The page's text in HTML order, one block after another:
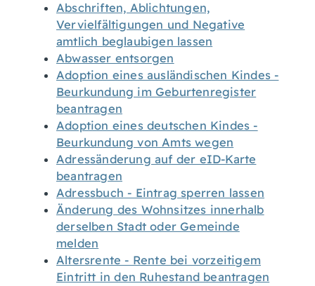
Abschriften, Ablichtungen,
Vervielfältigungen und Negative
amtlich beglaubigen lassen
Abwasser entsorgen
Adoption eines ausländischen Kindes -
Beurkundung im Geburtenregister
beantragen
Adoption eines deutschen Kindes -
Beurkundung von Amts wegen
Adressänderung auf der eID-Karte
beantragen
Adressbuch - Eintrag sperren lassen
Änderung des Wohnsitzes innerhalb
derselben Stadt oder Gemeinde
melden
Altersrente - Rente bei vorzeitigem
Eintritt in den Ruhestand beantragen